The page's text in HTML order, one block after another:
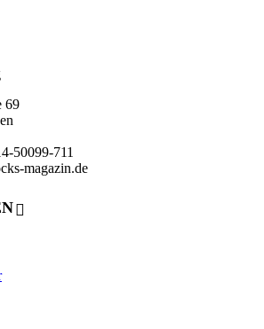
69
50099-711
magazin.de